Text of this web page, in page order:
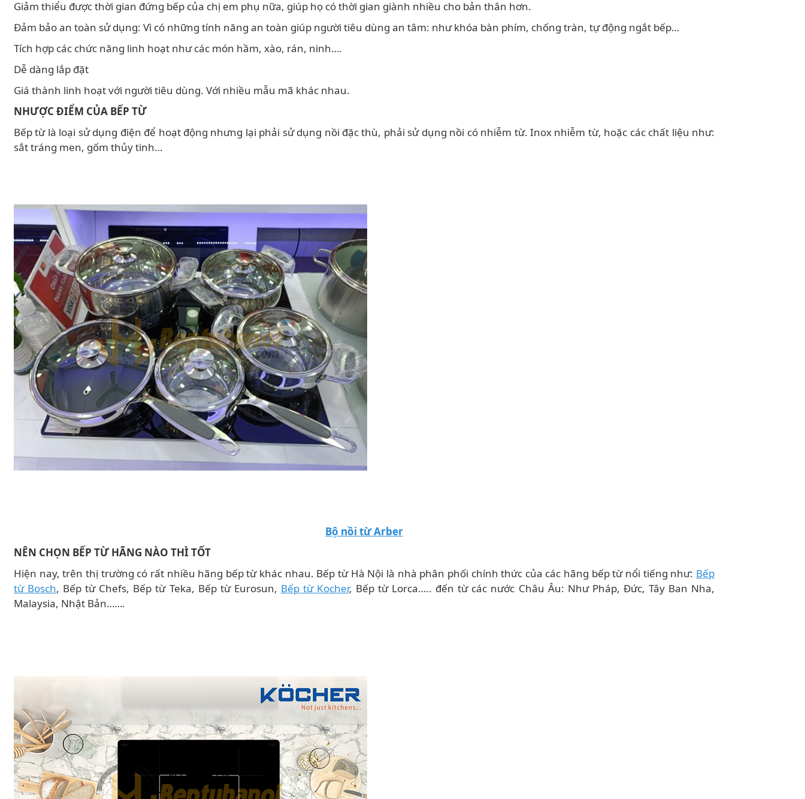
Giảm thiểu được thời gian đứng bếp của chị em phụ nữa, giúp họ có thời gian giành nhiều cho bản thân hơn.
Đảm bảo an toàn sử dụng: Vì có những tính năng an toàn giúp người tiêu dùng an tâm: như khóa bàn phím, chống tràn, tự động ngắt bếp…
Tích hợp các chức năng linh hoạt như các món hầm, xào, rán, ninh….
Dễ dàng lắp đặt
Giá thành linh hoạt với người tiêu dùng. Với nhiều mẫu mã khác nhau.
NHƯỢC ĐIỂM CỦA BẾP TỪ
Bếp từ là loại sử dụng điện để hoạt động nhưng lại phải sử dụng nồi đặc thù, phải sử dụng nồi có nhiễm từ. Inox nhiễm từ, hoặc các chất liệu như:
sắt tráng men, gốm thủy tinh…
Bộ nồi từ Arber
NÊN CHỌN BẾP TỪ HÃNG NÀO THÌ TỐT
Hiện nay, trên thị trường có rất nhiều hãng bếp từ khác nhau. Bếp từ Hà Nội là nhà phân phối chính thức của các hãng bếp từ nổi tiếng như: Bếp
từ Bosch, Bếp từ Chefs, Bếp từ Teka, Bếp từ Eurosun, Bếp từ Kocher, Bếp từ Lorca….. đến từ các nước Châu Âu: Như Pháp, Đức, Tây Ban Nha,
Malaysia, Nhật Bản…….